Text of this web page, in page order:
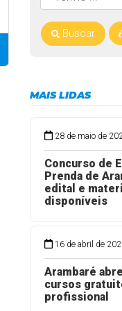
Buscar
MAIS LIDAS
28 de maio de
Concurso de
Prenda de
edital e
disponíveis
16 de abril de
Arambaré
cursos
profissional